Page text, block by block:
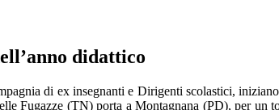
didattico
di ex insegnanti e Dirigenti scolastici,
Fugazze (TN) porta a Montagnana (PD), per